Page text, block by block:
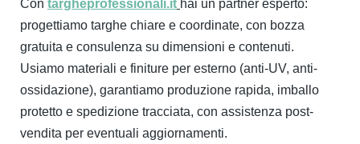
Con targheprofessionali.it hai un partner esperto:
progettiamo targhe chiare e coordinate, con bozza
gratuita e consulenza su dimensioni e contenuti.
Usiamo materiali e finiture per esterno (anti-UV, anti-
ossidazione), garantiamo produzione rapida, imballo
protetto e spedizione tracciata, con assistenza post-
vendita per eventuali aggiornamenti.